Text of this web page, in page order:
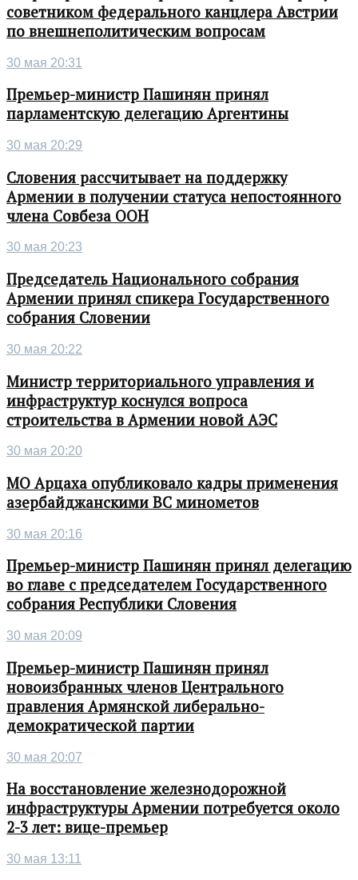
советником федерального канцлера Австрии
по внешнеполитическим вопросам
30 мая 20:31
Премьер-министр Пашинян принял
парламентскую делегацию Аргентины
30 мая 20:29
Словения рассчитывает на поддержку
Армении в получении статуса непостоянного
члена Совбеза ООН
30 мая 20:23
Председатель Национального собрания
Армении принял спикера Государственного
собрания Словении
30 мая 20:22
Министр территориального управления и
инфраструктур коснулся вопроса
строительства в Армении новой АЭС
30 мая 20:20
МО Арцаха опубликовало кадры применения
азербайджанскими ВС минометов
30 мая 20:16
Премьер-министр Пашинян принял делегацию
во главе с председателем Государственного
собрания Республики Словения
30 мая 20:09
Премьер-министр Пашинян принял
новоизбранных членов Центрального
правления Армянской либерально-
демократической партии
30 мая 20:07
На восстановление железнодорожной
инфраструктуры Армении потребуется около
2-3 лет: вице-премьер
30 мая 13:11